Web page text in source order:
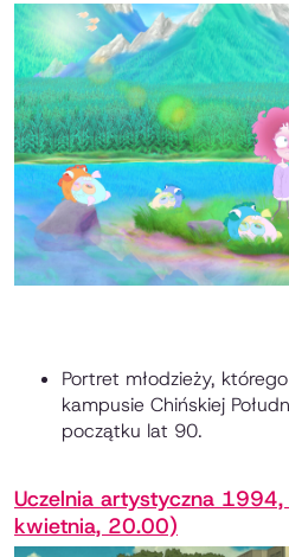
Portret młodzieży,
kampusie Chińskiej
początku lat 90.
Uczelnia artystyczna 1994,
kwietnia, 20.00)